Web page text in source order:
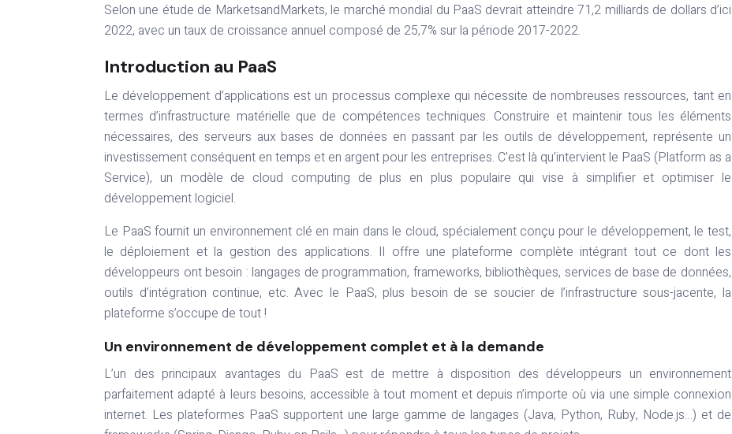
Selon une étude de MarketsandMarkets, le marché mondial du PaaS devrait atteindre 71,2 milliards de dollars d’ici
2022, avec un taux de croissance annuel composé de 25,7% sur la période 2017-2022.
Introduction au PaaS
Le développement d’applications est un processus complexe qui nécessite de nombreuses ressources, tant en
termes d’infrastructure matérielle que de compétences techniques. Construire et maintenir tous les éléments
nécessaires, des serveurs aux bases de données en passant par les outils de développement, représente un
investissement conséquent en temps et en argent pour les entreprises. C’est là qu’intervient le PaaS (Platform as a
Service), un modèle de cloud computing de plus en plus populaire qui vise à simplifier et optimiser le
développement logiciel.
Le PaaS fournit un environnement clé en main dans le cloud, spécialement conçu pour le développement, le test,
le déploiement et la gestion des applications. Il offre une plateforme complète intégrant tout ce dont les
développeurs ont besoin : langages de programmation, frameworks, bibliothèques, services de base de données,
outils d’intégration continue, etc. Avec le PaaS, plus besoin de se soucier de l’infrastructure sous-jacente, la
plateforme s’occupe de tout !
Un environnement de développement complet et à la demande
L’un des principaux avantages du PaaS est de mettre à disposition des développeurs un environnement
parfaitement adapté à leurs besoins, accessible à tout moment et depuis n’importe où via une simple connexion
internet. Les plateformes PaaS supportent une large gamme de langages (Java, Python, Ruby, Node.js…) et de